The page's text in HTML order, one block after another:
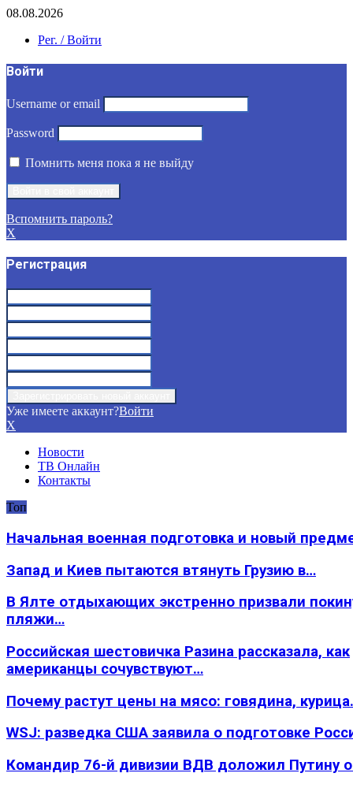
08.08.2026
Рег. / Войти
Войти
Username or email
Password
Помнить меня пока я не выйду
Вспомнить пароль?
X
Регистрация
Уже имеете аккаунт?Войти
X
Новости
ТВ Онлайн
Контакты
Топ
Начальная военная подготовка и новый
Запад и Киев пытаются втянуть Грузию в…
В Ялте отдыхающих экстренно призвали
пляжи…
Российская шестовичка Разина рассказала, как
американцы сочувствуют…
Почему растут цены на мясо: говядина,
WSJ: разведка США заявила о подготовке
Командир 76-й дивизии ВДВ доложил Путину